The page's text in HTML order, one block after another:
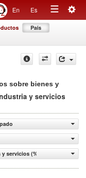
En Es
Toggle
País
sobre bienes y
y servicios
servicios (% del valor